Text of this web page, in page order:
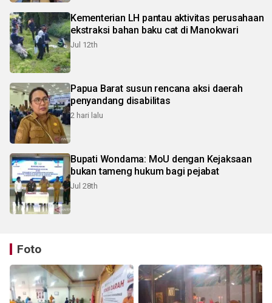
Kementerian LH pantau aktivitas perusahaan
ekstraksi bahan baku cat di Manokwari
Jul 12th
Papua Barat susun rencana aksi daerah
penyandang disabilitas
2 hari lalu
Bupati Wondama: MoU dengan Kejaksaan
bukan tameng hukum bagi pejabat
Jul 28th
Foto